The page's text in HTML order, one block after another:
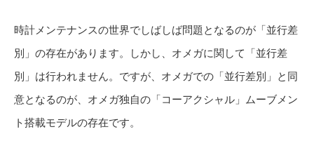
時計メンテナンスの世界でしばしば問題となるのが「並行差
別」の存在があります。しかし、オメガに関して「並行差
別」は行われません。ですが、オメガでの「並行差別」と同
意となるのが、オメガ独自の「コーアクシャル」ムーブメン
ト搭載モデルの存在です。